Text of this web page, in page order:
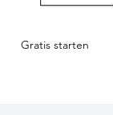
Gratis starten